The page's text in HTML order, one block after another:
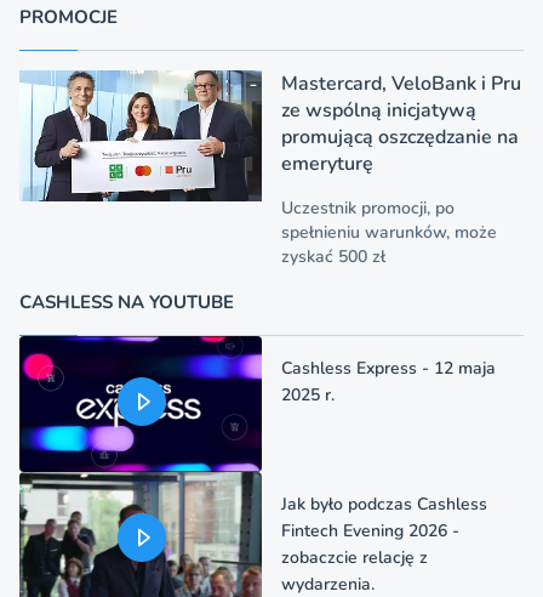
PROMOCJE
Mastercard, VeloBank i Pru
ze wspólną inicjatywą
promującą oszczędzanie na
emeryturę
Uczestnik promocji, po
spełnieniu warunków, może
zyskać 500 zł
CASHLESS NA YOUTUBE
Cashless Express - 12 maja
2025 r.
Jak było podczas Cashless
Fintech Evening 2026 -
zobaczcie relację z
wydarzenia.